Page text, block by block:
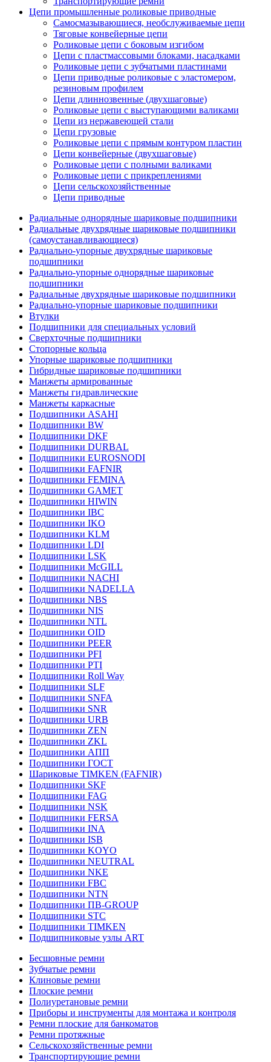
Цепи промышленные роликовые приводные
Самосмазывающиеся, необслуживаемые цепи
Тяговые конвейерные цепи
Роликовые цепи с боковым изгибом
Цепи с пластмассовыми блоками, насадками
Роликовые цепи с зубчатыми пластинами
Цепи приводные роликовые с эластомером,
резиновым профилем
Цепи длиннозвенные (двухшаговые)
Роликовые цепи с выступающими валиками
Цепи из нержавеющей стали
Цепи грузовые
Роликовые цепи с прямым контуром пластин
Цепи конвейерные (двухшаговые)
Роликовые цепи с полными валиками
Роликовые цепи с прикреплениями
Цепи сельскохозяйственные
Цепи приводные
Радиальные однорядные шариковые подшипники
Радиальные двухрядные шариковые подшипники
(самоустанавливающиеся)
Радиально-упорные двухрядные шариковые
подшипники
Радиально-упорные однорядные шариковые
подшипники
Радиальные двухрядные шариковые подшипники
Радиально-упорные шариковые подшипники
Втулки
Подшипники для специальных условий
Сверхточные подшипники
Стопорные кольца
Упорные шариковые подшипники
Гибридные шариковые подшипники
Манжеты армированные
Манжеты гидравлические
Манжеты каркасные
Подшипники ASAHI
Подшипники BW
Подшипники DKF
Подшипники DURBAL
Подшипники EUROSNODI
Подшипники FAFNIR
Подшипники FEMINA
Подшипники GAMET
Подшипники HIWIN
Подшипники IBC
Подшипники IKO
Подшипники KLM
Подшипники LDI
Подшипники LSK
Подшипники McGILL
Подшипники NACHI
Подшипники NADELLA
Подшипники NBS
Подшипники NIS
Подшипники NTL
Подшипники OID
Подшипники PEER
Подшипники PFI
Подшипники PTI
Подшипники Roll Way
Подшипники SLF
Подшипники SNFA
Подшипники SNR
Подшипники URB
Подшипники ZEN
Подшипники ZKL
Подшипники АПП
Подшипники ГОСТ
Шариковые ТІMKEN (FAFNIR)
Подшипники SKF
Подшипники FAG
Подшипники NSK
Подшипники FERSA
Подшипники INA
Подшипники ISB
Подшипники KOYO
Подшипники NEUTRAL
Подшипники NKE
Подшипники FBC
Подшипники NTN
Подшипники ПВ-GROUP
Подшипники STC
Подшипники TIMKEN
Подшипниковые узлы ART
Бесшовные ремни
Зубчатые ремни
Клиновые ремни
Плоские ремни
Полиуретановые ремни
Приборы и инструменты для монтажа и контроля
Ремни плоские для банкоматов
Ремни протяжные
Сельскохозяйственные ремни
Транспортирующие ремни